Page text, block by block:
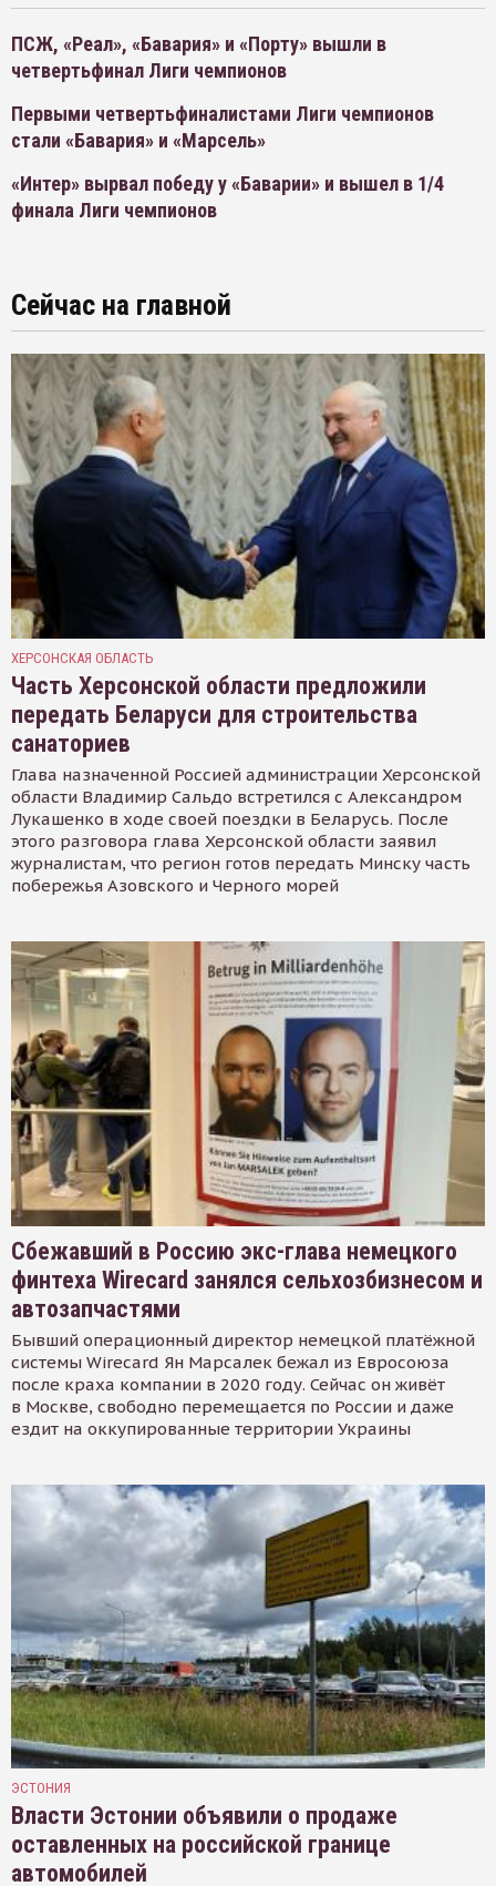
ПСЖ, «Реал», «Бавария» и «Порту» вышли в
четвертьфинал Лиги чемпионов
Первыми четвертьфиналистами Лиги чемпионов
стали «Бавария» и «Марсель»
«Интер» вырвал победу у «Баварии» и вышел в 1/4
финала Лиги чемпионов
Сейчас на главной
ХЕРСОНСКАЯ ОБЛАСТЬ
Часть Херсонской области предложили
передать Беларуси для строительства
санаториев
Глава назначенной Россией администрации Херсонской
области Владимир Сальдо встретился с Александром
Лукашенко в ходе своей поездки в Беларусь. После
этого разговора глава Херсонской области заявил
журналистам, что регион готов передать Минску часть
побережья Азовского и Черного морей
Сбежавший в Россию экс-глава немецкого
финтеха Wirecard занялся сельхозбизнесом и
автозапчастями
Бывший операционный директор немецкой платёжной
системы Wirecard Ян Марсалек бежал из Евросоюза
после краха компании в 2020 году. Сейчас он живёт
в Москве, свободно перемещается по России и даже
ездит на оккупированные территории Украины
ЭСТОНИЯ
Власти Эстонии объявили о продаже
оставленных на российской границе
автомобилей